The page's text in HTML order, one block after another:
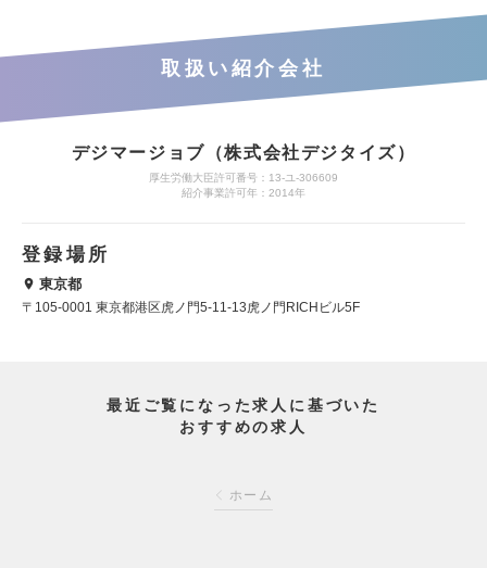
取扱い紹介会社
デジマージョブ（株式会社デジタイズ）
厚生労働大臣許可番号：13-ユ-306609
紹介事業許可年：2014年
登録場所
東京都
〒105-0001 東京都港区虎ノ門5-11-13虎ノ門RICHビル5F
最近ご覧になった求人に基づいた
おすすめの求人
ホーム